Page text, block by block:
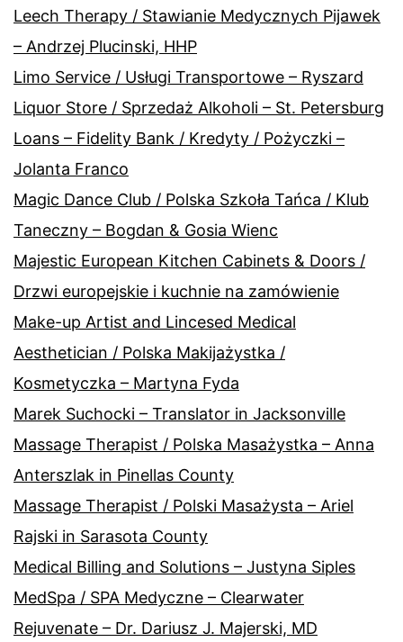
Leech Therapy / Stawianie Medycznych Pijawek
– Andrzej Plucinski, HHP
Limo Service / Usługi Transportowe – Ryszard
Liquor Store / Sprzedaż Alkoholi – St. Petersburg
Loans – Fidelity Bank / Kredyty / Pożyczki –
Jolanta Franco
Magic Dance Club / Polska Szkoła Tańca / Klub
Taneczny – Bogdan & Gosia Wienc
Majestic European Kitchen Cabinets & Doors /
Drzwi europejskie i kuchnie na zamówienie
Make-up Artist and Lincesed Medical
Aesthetician / Polska Makijażystka /
Kosmetyczka – Martyna Fyda
Marek Suchocki – Translator in Jacksonville
Massage Therapist / Polska Masażystka – Anna
Anterszlak in Pinellas County
Massage Therapist / Polski Masażysta – Ariel
Rajski in Sarasota County
Medical Billing and Solutions – Justyna Siples
MedSpa / SPA Medyczne – Clearwater
Rejuvenate – Dr. Dariusz J. Majerski, MD